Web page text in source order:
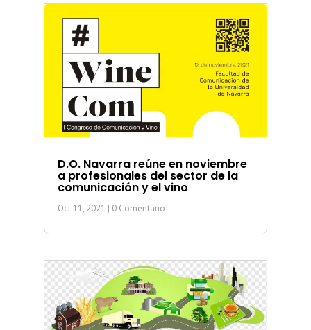
D.O. Navarra reúne en noviembre
a profesionales del sector de la
comunicación y el vino
Oct 11, 2021 | 0 Comentario